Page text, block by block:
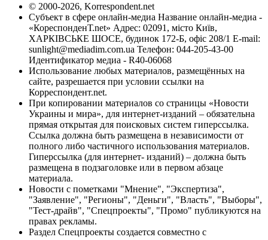
© 2000-2026, Korrespondent.net
Субъект в сфере онлайн-медиа Название онлайн-медиа -
«КореспонденТ.net» Адрес: 02091, місто Київ,
ХАРКІВСЬКЕ ШОСЕ, будинок 172-Б, офіс 208/1 E-mail:
sunlight@mediadim.com.ua Телефон: 044-205-43-00
Идентификатор медиа - R40-06068
Использование любых материалов, размещённых на
сайте, разрешается при условии ссылки на
Корреспондент.net.
При копировании материалов со страницы «Новости
Украины и мира», для интернет-изданий – обязательна
прямая открытая для поисковых систем гиперссылка.
Ссылка должна быть размещена в независимости от
полного либо частичного использования материалов.
Гиперссылка (для интернет- изданий) – должна быть
размещена в подзаголовке или в первом абзаце
материала.
Новости с пометками "Мнение", "Экспертиза",
"Заявление", "Регионы", "Деньги", "Власть", "Выборы",
"Тест-драйв", "Спецпроекты", "Промо" публикуются на
правах рекламы.
Раздел Спецпроекты создается совместно с